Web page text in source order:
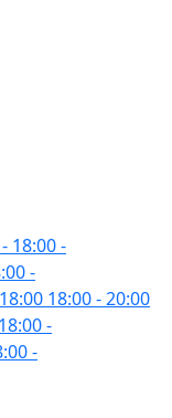
18:00-
-
18:00 - 20:00
-
-